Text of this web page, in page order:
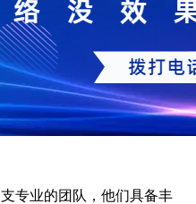
专业的团队，他们具备丰